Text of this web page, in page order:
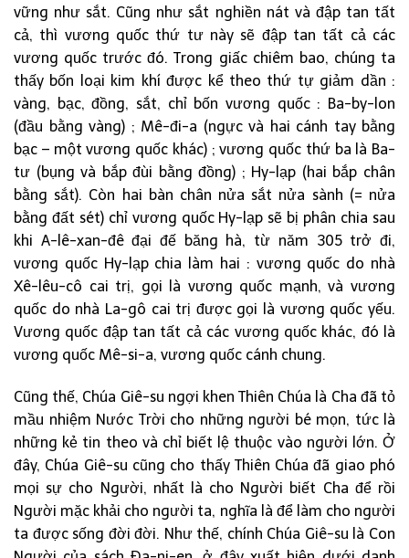
vững như sắt. Cũng như sắt nghiền nát và đập tan tất
cả, thì vương quốc thứ tư này sẽ đập tan tất cả các
vương quốc trước đó. Trong giấc chiêm bao, chúng ta
thấy bốn loại kim khí được kể theo thứ tự giảm dần :
vàng, bạc, đồng, sắt, chỉ bốn vương quốc : Ba-by-lon
(đầu bằng vàng) ; Mê-đi-a (ngực và hai cánh tay bằng
bạc – một vương quốc khác) ; vương quốc thứ ba là Ba-
tư (bụng và bắp đùi bằng đồng) ; Hy-lạp (hai bắp chân
bằng sắt). Còn hai bàn chân nửa sắt nửa sành (= nửa
bằng đất sét) chỉ vương quốc Hy-lạp sẽ bị phân chia sau
khi A-lê-xan-đê đại đế băng hà, từ năm 305 trở đi,
vương quốc Hy-lạp chia làm hai : vương quốc do nhà
Xê-lêu-cô cai trị, gọi là vương quốc mạnh, và vương
quốc do nhà La-gô cai trị được gọi là vương quốc yếu.
Vương quốc đập tan tất cả các vương quốc khác, đó là
vương quốc Mê-si-a, vương quốc cánh chung.
Cũng thế, Chúa Giê-su ngợi khen Thiên Chúa là Cha đã tỏ
mầu nhiệm Nước Trời cho những người bé mọn, tức là
những kẻ tin theo và chỉ biết lệ thuộc vào người lớn. Ở
đây, Chúa Giê-su cũng cho thấy Thiên Chúa đã giao phó
mọi sự cho Người, nhất là cho Người biết Cha để rồi
Người mặc khải cho người ta, nghĩa là để làm cho người
ta được sống đời đời. Như thế, chính Chúa Giê-su là Con